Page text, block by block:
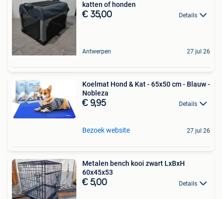
katten of honden
€ 35,00 Details
Antwerpen 27 jul 26
Koelmat Hond & Kat - 65x50 cm - Blauw -
Nobleza
€ 9,95 Details
Bezoek website 27 jul 26
Metalen bench kooi zwart LxBxH
60x45x53
€ 5,00 Details